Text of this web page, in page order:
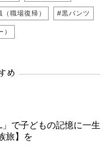
職場復帰） #黒パンツ
め
」で子どもの記憶に一生
旅】を